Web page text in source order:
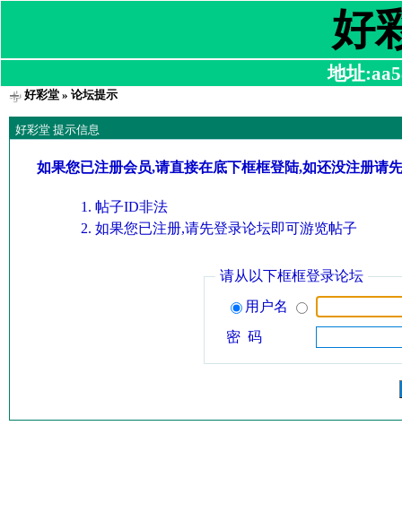
好
地址
好彩堂» 论坛提示
好彩堂 提示信息
如果您已注册会员,请直接在底下框框登陆,如还没注册请
帖子ID非法
如果您已注册,请先登录论坛即可游览帖子
请从以下框框登录论坛
用户名
密 码